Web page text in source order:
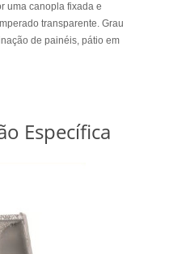
uma canopla fixada e
transparente. Grau
de painéis, pátio em
Específica